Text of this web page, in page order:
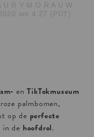
R Y M O R A U W
om 4:27 (PDT)
en TikTokmuseum
palmbomen,
op de perfecte
in de hoofdrol.